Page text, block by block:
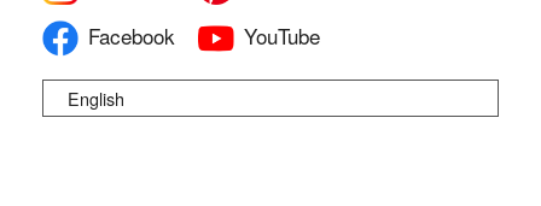
Facebook
YouTube
English